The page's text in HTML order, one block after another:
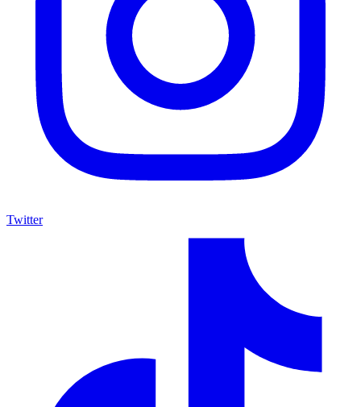
Twitter